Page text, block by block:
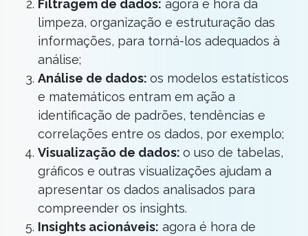
Filtragem de dados: agora é hora da
limpeza, organização e estruturação das
informações, para torná-los adequados à
análise;
Análise de dados: os modelos estatísticos
e matemáticos entram em ação a
identificação de padrões, tendências e
correlações entre os dados, por exemplo;
Visualização de dados: o uso de tabelas,
gráficos e outras visualizações ajudam a
apresentar os dados analisados para
compreender os insights.
Insights acionáveis: agora é hora de